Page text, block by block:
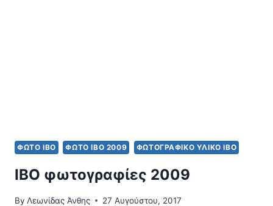
ΦΩΤΟ IBO ΦΩΤΟ ΙΒΟ 2009 ΦΩΤΟΓΡΑΦΙΚΌ ΥΛΙΚΌ ΙΒΟ
ΙΒΟ φωτογραφίες 2009
By Λεωνίδας Άνθης 27 Αυγούστου, 2017